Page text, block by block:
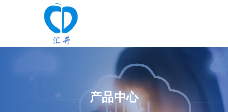
产品中心